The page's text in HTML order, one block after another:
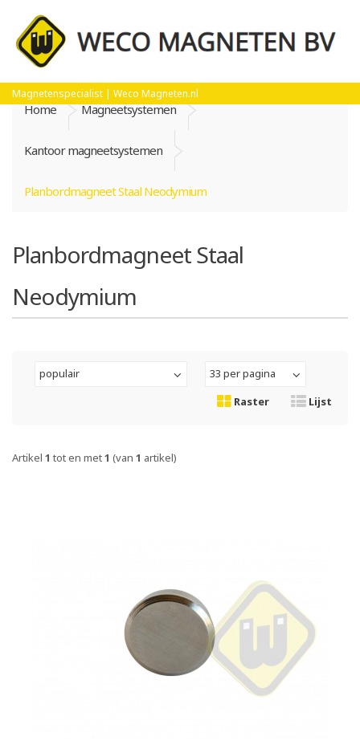
Magnetenspecialist | Weco Magneten.nl
Home Magneetsystemen
Kantoor magneetsystemen
Planbordmagneet Staal Neodymium
Planbordmagneet Staal
Neodymium
populair
33 per pagina
Raster
Lijst
Artikel 1 tot en met1 (van 1 artikel)